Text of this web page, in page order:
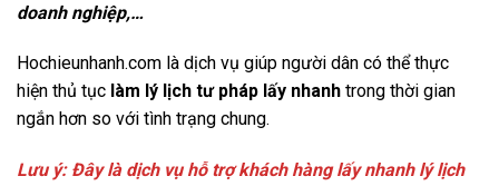
doanh nghiệp,…
Hochieunhanh.com là dịch vụ giúp người dân có thể thực
hiện thủ tục làm lý lịch tư pháp lấy nhanh trong thời gian
ngắn hơn so với tình trạng chung.
Lưu ý: Đây là dịch vụ hỗ trợ khách hàng lấy nhanh lý lịch